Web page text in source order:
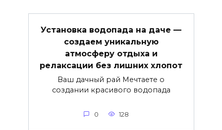
Установка водопада на даче —
создаем уникальную
атмосферу отдыха и
релаксации без лишних хлопот
Ваш дачный рай Мечтаете о
создании красивого водопада
0 128